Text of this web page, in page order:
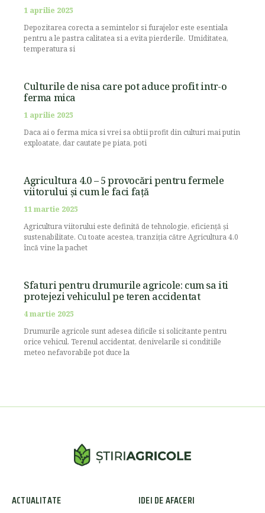
1 aprilie 2025
Depozitarea corecta a semintelor si furajelor este esentiala
pentru a le pastra calitatea si a evita pierderile. Umiditatea,
temperatura si
Culturile de nisa care pot aduce profit intr-o
ferma mica
1 aprilie 2025
Daca ai o ferma mica si vrei sa obtii profit din culturi mai putin
exploatate, dar cautate pe piata, poti
Agricultura 4.0 – 5 provocări pentru fermele
viitorului și cum le faci față
11 martie 2025
Agricultura viitorului este definită de tehnologie, eficiență și
sustenabilitate. Cu toate acestea, tranziția către Agricultura 4.0
încă vine la pachet
Sfaturi pentru drumurile agricole: cum sa iti
protejezi vehiculul pe teren accidentat
4 martie 2025
Drumurile agricole sunt adesea dificile si solicitante pentru
orice vehicul. Terenul accidentat, denivelarile si conditiile
meteo nefavorabile pot duce la
ACTUALITATE IDEI DE AFACERI